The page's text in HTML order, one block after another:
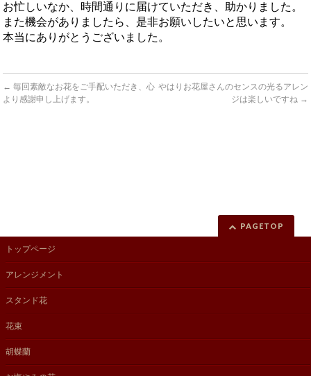
お忙しいなか、時間通りに届けていただき、助かりました。
また機会がありましたら、是非お願いしたいと思います。
本当にありがとうございました。
← 毎回素敵なお花をご手配いただき、心
より感謝申し上げます。
やはりお花屋さんのセンスの光るアレン
ジは楽しいですね →
PAGETOP
トップページ
アレンジメント
スタンド花
花束
胡蝶蘭